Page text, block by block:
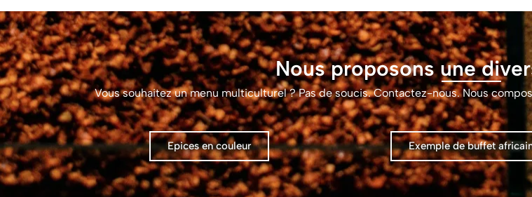
Nous proposons une
Vous souhaitez un menu multiculturel ? Pas de soucis. Contactez-nous. Nous
Epices en couleur Exemple de buffet